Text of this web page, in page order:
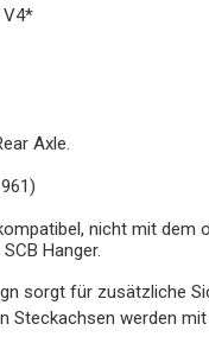
V4*
Axle.
nicht mit dem
Hanger.
sorgt für zusätzliche
Steckachsen werden